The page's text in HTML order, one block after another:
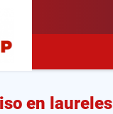
en laureles